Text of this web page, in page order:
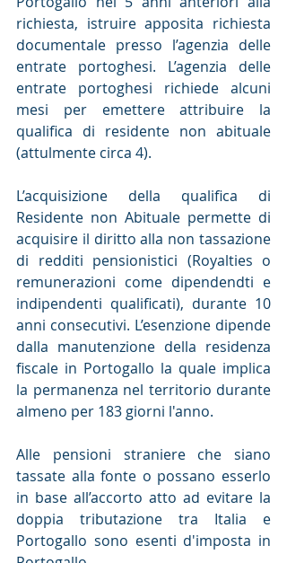
richiesta, istruire apposita richiesta
documentale presso l’agenzia delle
entrate portoghesi. L’agenzia delle
entrate portoghesi richiede alcuni
mesi per emettere attribuire la
qualifica di residente non abituale
(attulmente circa 4).
L’acquisizione della qualifica di
Residente non Abituale permette di
acquisire il diritto alla non tassazione
di redditi pensionistici (Royalties o
remunerazioni come dipendendti e
indipendenti qualificati), durante 10
anni consecutivi. L’esenzione dipende
dalla manutenzione della residenza
fiscale in Portogallo la quale implica
la permanenza nel territorio durante
almeno per 183 giorni l'anno.
Alle pensioni straniere che siano
tassate alla fonte o possano esserlo
in base all’accorto atto ad evitare la
doppia tributazione tra Italia e
Portogallo sono esenti d'imposta in